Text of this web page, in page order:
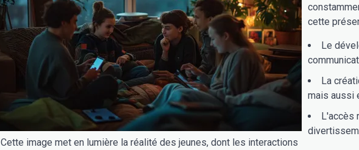
Cette image met en lumière la réalité des jeunes, dont les interactions
cette
Le
La
mais aussi
L'accès